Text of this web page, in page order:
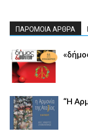
ΠΑΡΟΜΟΙΑ ΑΡΘΡΑ
“Η